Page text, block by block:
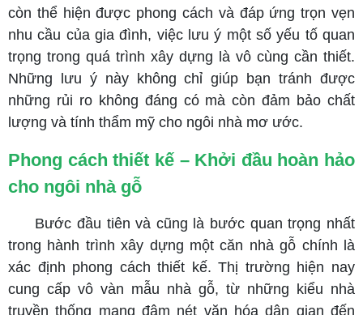
còn thể hiện được phong cách và đáp ứng trọn vẹn
nhu cầu của gia đình, việc lưu ý một số yếu tố quan
trọng trong quá trình xây dựng là vô cùng cần thiết.
Những lưu ý này không chỉ giúp bạn tránh được
những rủi ro không đáng có mà còn đảm bảo chất
lượng và tính thẩm mỹ cho ngôi nhà mơ ước.
Phong cách thiết kế – Khởi đầu hoàn hảo
cho ngôi nhà gỗ
Bước đầu tiên và cũng là bước quan trọng nhất
trong hành trình xây dựng một căn nhà gỗ chính là
xác định phong cách thiết kế. Thị trường hiện nay
cung cấp vô vàn mẫu nhà gỗ, từ những kiểu nhà
truyền thống mang đậm nét văn hóa dân gian đến